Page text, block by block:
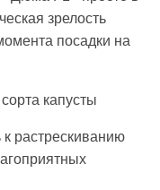
зрелость
посадки на
капусты
растрескиванию